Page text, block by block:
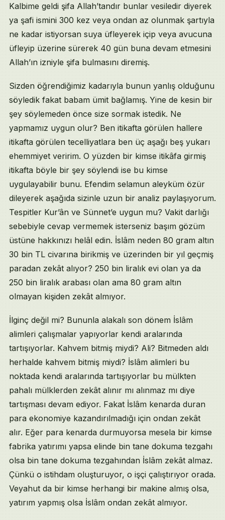
Kalbime geldi şifa Allah’tandır bunlar vesiledir diyerek
ya şafi ismini 300 kez veya ondan az olunmak şartıyla
ne kadar istiyorsan suya üfleyerek içip veya avucuna
üfleyip üzerine sürerek 40 gün buna devam etmesini
Allah’ın izniyle şifa bulmasını diremiş.
Sizden öğrendiğimiz kadarıyla bunun yanlış olduğunu
söyledik fakat babam ümit bağlamış. Yine de kesin bir
şey söylemeden önce size sormak istedik. Ne
yapmamız uygun olur? Ben itikafta görülen hallere
itikafta görülen tecelliyatlara ben üç aşağı beş yukarı
ehemmiyet veririm. O yüzden bir kimse itikâfa girmiş
itikafta böyle bir şey söylendi ise bu kimse
uygulayabilir bunu. Efendim selamun aleyküm özür
dileyerek aşağıda sizinle uzun bir analiz paylaşıyorum.
Tespitler Kur’ân ve Sünnet’e uygun mu? Vakit darlığı
sebebiyle cevap vermemek isterseniz başım gözüm
üstüne hakkınızı helâl edin. İslâm neden 80 gram altın
30 bin TL civarına birikmiş ve üzerinden bir yıl geçmiş
paradan zekât alıyor? 250 bin liralık evi olan ya da
250 bin liralık arabası olan ama 80 gram altın
olmayan kişiden zekât almıyor.
İlginç değil mi? Bununla alakalı son dönem İslâm
alimleri çalışmalar yapıyorlar kendi aralarında
tartışıyorlar. Kahvem bitmiş miydi? Ali? Bitmeden aldı
herhalde kahvem bitmiş miydi? İslâm alimleri bu
noktada kendi aralarında tartışıyorlar bu mülkten
pahalı mülklerden zekât alınır mı alınmaz mı diye
tartışması devam ediyor. Fakat İslâm kenarda duran
para ekonomiye kazandırılmadığı için ondan zekât
alır. Eğer para kenarda durmuyorsa mesela bir kimse
fabrika yatırımı yapsa elinde bin tane dokuma tezgahı
olsa bin tane dokuma tezgahından İslâm zekât almaz.
Çünkü o istihdam oluşturuyor, o işçi çalıştırıyor orada.
Veyahut da bir kimse herhangi bir makine almış olsa,
yatırım yapmış olsa İslâm ondan zekât almıyor.